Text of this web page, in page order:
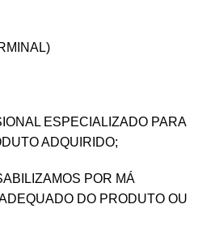
ESPECIALIZADO PARA
ADQUIRIDO;
POR MÁ
DO PRODUTO OU